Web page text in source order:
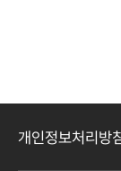
개인정보처리방